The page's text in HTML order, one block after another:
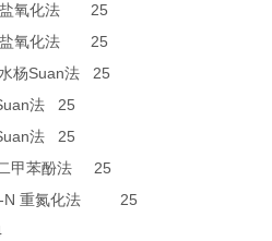
盐氧化法 25
盐氧化法 25
杨Suan法 25
法 25
法 25
甲苯酚法 25
重氮化法 25